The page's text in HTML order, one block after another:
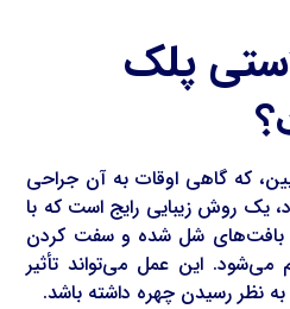
پلک
که گاهی اوقات به آن جراحی
یک روش زیبایی رایج است که با
بافت‌های شل شده و سفت کردن
این عمل می‌تواند تأثیر
نظر رسیدن چهره داشته باشد.